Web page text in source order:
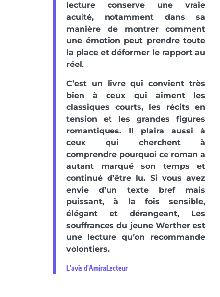
lecture conserve une vraie
acuité, notamment dans sa
manière de montrer comment
une émotion peut prendre toute
la place et déformer le rapport au
réel.
C’est un livre qui convient très
bien à ceux qui aiment les
classiques courts, les récits en
tension et les grandes figures
romantiques. Il plaira aussi à
ceux qui cherchent à
comprendre pourquoi ce roman a
autant marqué son temps et
continué d’être lu. Si vous avez
envie d’un texte bref mais
puissant, à la fois sensible,
élégant et dérangeant, Les
souffrances du jeune Werther est
une lecture qu’on recommande
volontiers.
L'avis d'AmiraLecteur